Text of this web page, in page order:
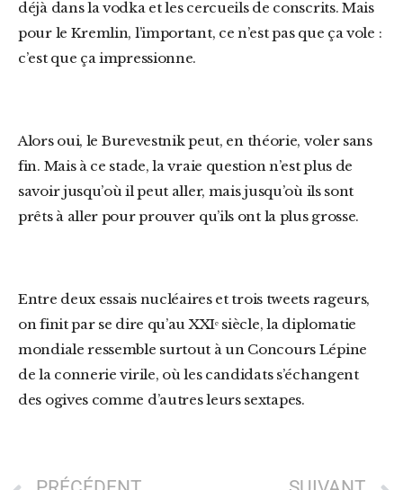
déjà dans la vodka et les cercueils de conscrits. Mais
pour le Kremlin, l’important, ce n’est pas que ça vole :
c’est que ça impressionne.
Alors oui, le Burevestnik peut, en théorie, voler sans
fin. Mais à ce stade, la vraie question n’est plus de
savoir jusqu’où il peut aller, mais jusqu’où ils sont
prêts à aller pour prouver qu’ils ont la plus grosse.
Entre deux essais nucléaires et trois tweets rageurs,
on finit par se dire qu’au XXIᵉ siècle, la diplomatie
mondiale ressemble surtout à un Concours Lépine
de la connerie virile, où les candidats s’échangent
des ogives comme d’autres leurs sextapes.